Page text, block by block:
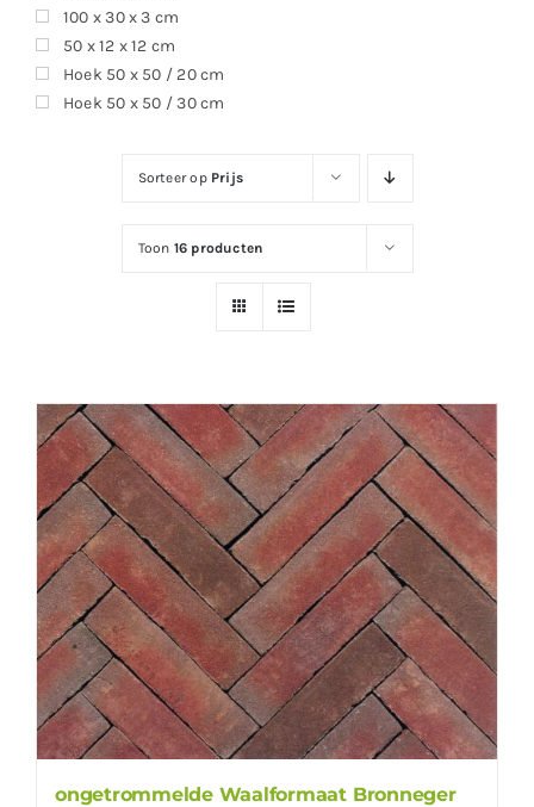
Sorteer op Prijs
Toon 16 producten
ongetrommelde Waalformaat Bronneger
100 x 30 x 3 cm
50 x 12 x 12 cm
Hoek 50 x 50 / 20 cm
Hoek 50 x 50 / 30 cm